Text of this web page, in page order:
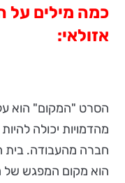
כמה מילים על
אזולאי:
הסרט "המקום" הוא
מהדמויות יכולה
חברה מהעבודה. בית
הוא מקום המפגש של